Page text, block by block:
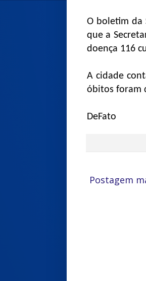
O boletim da
que a
doença 116
A cidade
óbitos foram
DeFato
Postagem